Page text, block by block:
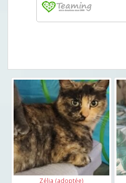
Zélia (adoptée)